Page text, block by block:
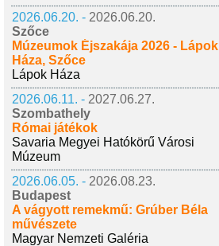
2026.06.20. - 2026.06.20.
Szőce
Múzeumok Éjszakája 2026 - Lápok
Háza, Szőce
Lápok Háza
2026.06.11. - 2027.06.27.
Szombathely
Római játékok
Savaria Megyei Hatókörű Városi
Múzeum
2026.06.05. - 2026.08.23.
Budapest
A vágyott remekmű: Grúber Béla
művészete
Magyar Nemzeti Galéria